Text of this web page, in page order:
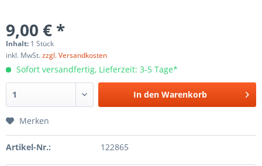
9,00 € *
Inhalt: 1 Stück
inkl. MwSt.zzgl. Versandkosten
Sofort versandfertig, Lieferzeit: 3-5 Tage*
In den Warenkorb
Merken
Artikel-Nr.: 122865